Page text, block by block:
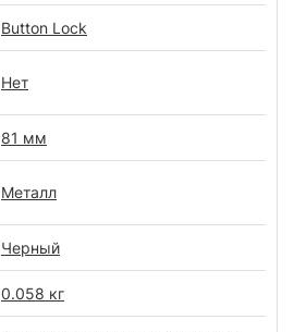
Button Lock
Нет
81 мм
Металл
Черный
0.058 кг